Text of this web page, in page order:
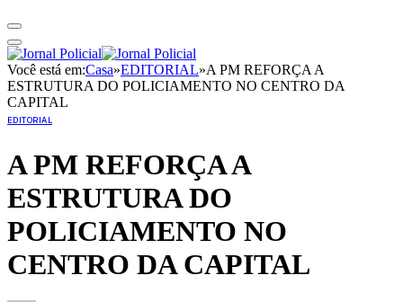
Você está em:Casa»EDITORIAL»A PM REFORÇA A
ESTRUTURA DO POLICIAMENTO NO CENTRO DA
CAPITAL
EDITORIAL
A PM REFORÇA A
ESTRUTURA DO
POLICIAMENTO NO
CENTRO DA CAPITAL